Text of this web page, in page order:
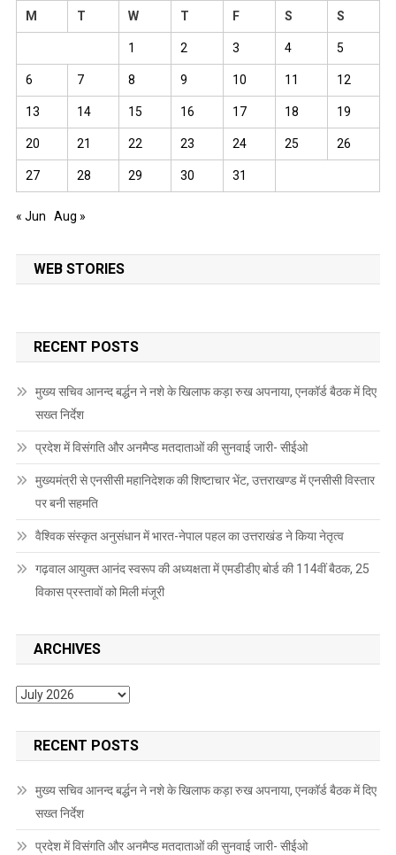
M
T W T F S S
1 2 3 4 5
6 7 8 9 10 11 12
13 14 15 16 17 18 19
20 21 22 23 24 25 26
27 28 29 30 31
« Jun Aug »
WEB STORIES
RECENT POSTS
मुख्य सचिव आनन्द बर्द्धन ने नशे के खिलाफ कड़ा रुख अपनाया, एनकॉर्ड बैठक में दिए
सख्त निर्देश
प्रदेश में विसंगति और अनमैप्ड मतदाताओं की सुनवाई जारी- सीईओ
मुख्यमंत्री से एनसीसी महानिदेशक की शिष्टाचार भेंट, उत्तराखण्ड में एनसीसी विस्तार
पर बनी सहमति
वैश्विक संस्कृत अनुसंधान में भारत-नेपाल पहल का उत्तराखंड ने किया नेतृत्व
गढ़वाल आयुक्त आनंद स्वरूप की अध्यक्षता में एमडीडीए बोर्ड की 114वीं बैठक, 25
विकास प्रस्तावों को मिली मंजूरी
ARCHIVES
Archives
RECENT POSTS
मुख्य सचिव आनन्द बर्द्धन ने नशे के खिलाफ कड़ा रुख अपनाया, एनकॉर्ड बैठक में दिए
सख्त निर्देश
प्रदेश में विसंगति और अनमैप्ड मतदाताओं की सुनवाई जारी- सीईओ